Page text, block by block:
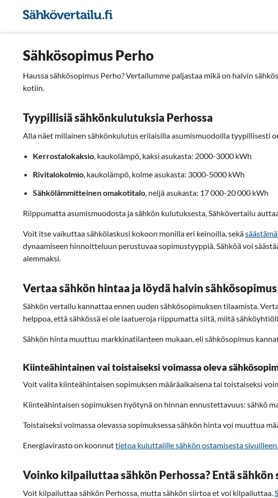
Sähkösopimus Perho
Haussa sähkösopimus Perho? Vertailumme paljastaa mikä on halvin
kotiin.
Tyypillisiä sähkönkulutuksia Perhossa
Alla näet millainen sähkönkulutus erilaisilla asumismuodoilla tyypillisesti
Kerrostalokaksio, kaukolämpö, kaksi asukasta: 2000-3000 kWh
Rivitalokolmio, kaukolämpö, kolme asukasta: 3000-5000 kWh
Sähkölämmitteinen omakotitalo, neljä asukasta: 17 000-20 000 kWh
Riippumatta asumismuodosta ja sähkön kulutuksesta, Sähkövertailu
Voit itse vaikuttaa sähkölaskusi kokoon monilla eri keinoilla, sekä
dynaamiseen hinnoitteluun perustuvaa sopimustyyppiä. Sähköä voi
alemmaksi.
Vertaa sähkön hintaa ja löydä halvin
Sähkön vertailu kannattaa ennen uuden sähkösopimuksen tilaamista.
helppoa, että sähkössä ei ole laatueroja riippumatta siitä, miltä
Sähkön hinta muuttuu markkinatilanteen mukaan, eli sähkösopimus
Kiinteähintainen vai toistaiseksi voimassa oleva
Voit valita kiinteähintaisen sopimuksen määräaikaisena tai toistaiseksi
Kiinteähintaisen sopimuksen hyötynä on hinnan ennustettavuus: sähkö
Toistaiseksi voimassa olevassa sopimuksessa sähkön hinta voi muuttua
Energiavirasto on koonnuttietoa kuluttajille sähkön ostamisesta sivuilleen.
Voinko kilpailuttaa sähkön Perhossa? Entä sähkön
Voit kilpailuttaa sähkön Perhossa, mutta sähkön siirtoa et voi kilpailuttaa.